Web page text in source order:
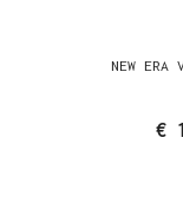
NEW ERA
€